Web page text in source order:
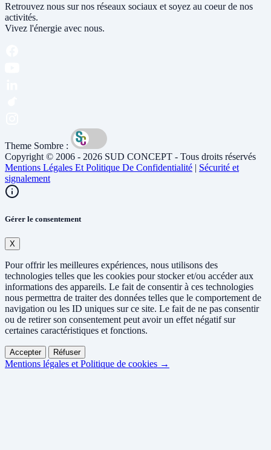
Retrouvez nous sur nos réseaux sociaux et soyez au coeur de nos
activités.
Vivez l'énergie avec nous.
Theme Sombre :
Copyright © 2006 - 2026 SUD CONCEPT - Tous droits réservés
Mentions Légales Et Politique De Confidentialité | Sécurité et
signalement
Gérer le consentement
X
Pour offrir les meilleures expériences, nous utilisons des
technologies telles que les cookies pour stocker et/ou accéder aux
informations des appareils. Le fait de consentir à ces technologies
nous permettra de traiter des données telles que le comportement de
navigation ou les ID uniques sur ce site. Le fait de ne pas consentir
ou de retirer son consentement peut avoir un effet négatif sur
certaines caractéristiques et fonctions.
Accepter Réfuser
Mentions légales et Politique de cookies →